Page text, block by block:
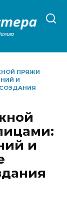
ПРЯЖИ
И
и